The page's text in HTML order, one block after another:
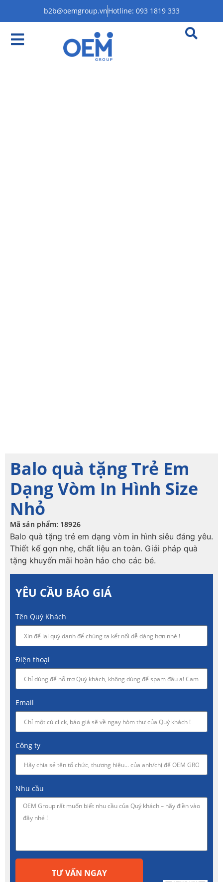
b2b@oemgroup.vnHotline: 093 1819 333
Balo quà tặng Trẻ Em
Dạng Vòm In Hình Size
Nhỏ
Mã sản phẩm: 18926
Balo quà tặng trẻ em dạng vòm in hình siêu đáng yêu.
Thiết kế gọn nhẹ, chất liệu an toàn. Giải pháp quà
tặng khuyến mãi hoàn hảo cho các bé.
YÊU CẦU BÁO GIÁ
Tên Quý Khách
Điện thoại
Email
Công ty
Nhu cầu
TƯ VẤN NGAY